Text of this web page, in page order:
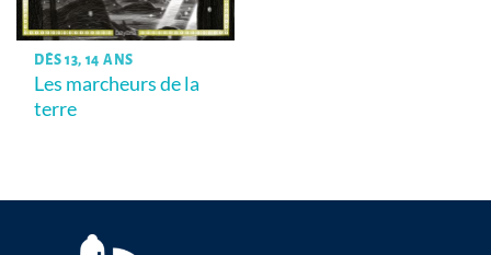
DÈS 13, 14 ANS
Les marcheurs de la
terre